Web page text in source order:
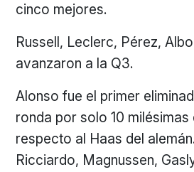
cinco mejores.
Russell, Leclerc, Pérez,
avanzaron a la Q3.
Alonso fue el primer
ronda por solo 10 milésimas
respecto al Haas del
Ricciardo, Magnussen,